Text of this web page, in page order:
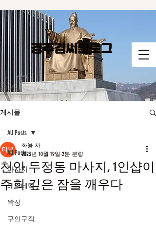
경주김씨​블로그
게시물
All Posts
마사지
에스테틱
왁싱
구인구직
All Posts
천안 두정동 마사지, 1인샵이
주희 깊은 잠을 깨우다
화용 차
2023년 10월 19일 2분 분량